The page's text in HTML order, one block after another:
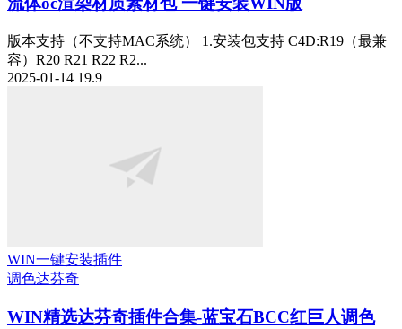
版本支持（不支持MAC系统） 1.安装包支持 C4D:R19（最兼
容）R20 R21 R22 R2...
2025-01-14 19.9
WIN一键安装插件
调色达芬奇
WIN精选达芬奇插件合集-蓝宝石BCC红巨人调色